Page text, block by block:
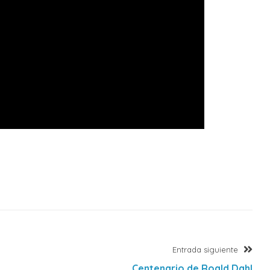
Entrada siguiente